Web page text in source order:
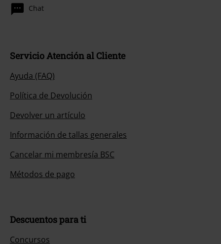
Chat
Servicio Atención al Cliente
Ayuda (FAQ)
Política de Devolución
Devolver un artículo
Información de tallas generales
Cancelar mi membresía BSC
Métodos de pago
Descuentos para ti
Concursos